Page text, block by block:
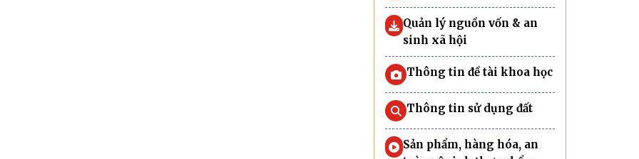
Quản lý nguồn vốn & an
sinh xã hội
Thông tin đề tài khoa học
Thông tin sử dụng đất
Sản phẩm, hàng hóa, an